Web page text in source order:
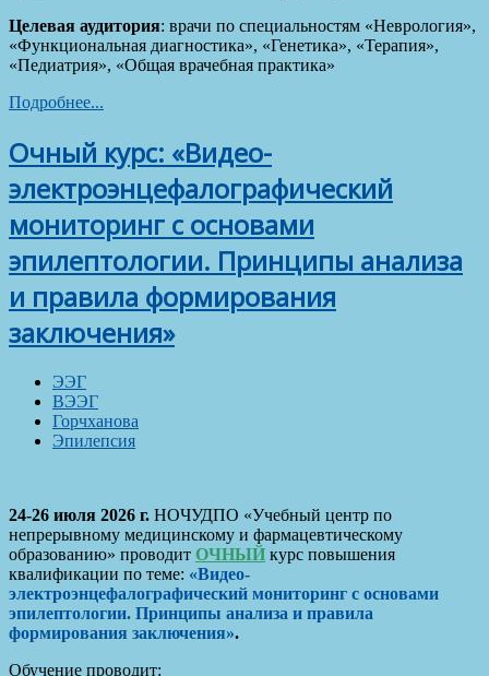
Целевая аудитория: врачи по специальностям «Неврология»,
«Функциональная диагностика», «Генетика», «Терапия»,
«Педиатрия», «Общая врачебная практика»
Подробнее...
Очный курс: «Видео-
электроэнцефалографический
мониторинг с основами
эпилептологии. Принципы анализа
и правила формирования
заключения»
ЭЭГ
ВЭЭГ
Горчханова
Эпилепсия
24-26 июля 2026 г. НОЧУДПО «Учебный центр по
непрерывному медицинскому и фармацевтическому
образованию» проводит ОЧНЫЙ курс повышения
квалификации по теме: «Видео-
электроэнцефалографический мониторинг с основами
эпилептологии. Принципы анализа и правила
формирования заключения».
Обучение проводит: